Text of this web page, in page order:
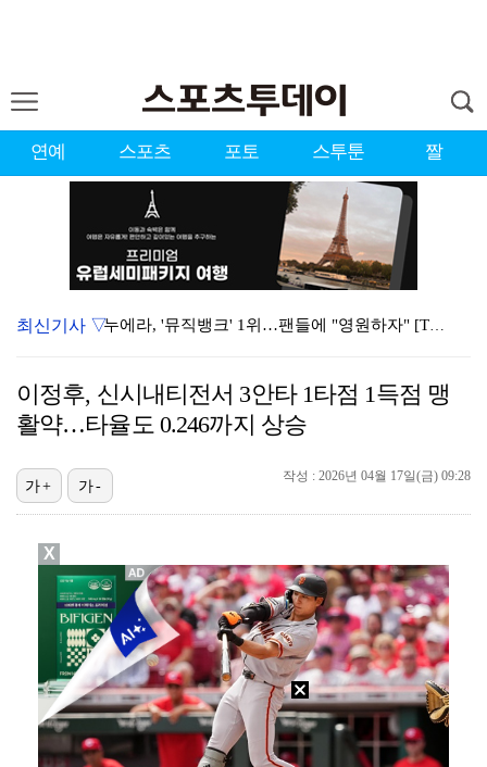
연예 스포츠 포토 스투툰 짤
누에라, '뮤직뱅크' 1위…팬들에 "영원하자" [TV캡…
서장훈 감독 "내 능력 부족" 자책하게 만든 펜타곤과의…
진세연, 전속계약 종료…FA 시장 나왔다 [공식]
폭발물 지킨 안보현, '악마 교관' 정은채와 재회(재벌…
'1라운드 115위' 김민별, 2라운드 7타 줄이며 7…
폭발까지 5분…안보현·정은채, 목숨 건 사투 시작(재벌…
외신까지 퍼지고 있는 축구협회 성접대 논란…2002 한…
최신기사 ▽
이정후, 신시내티전서 3안타 1타점 1득점 맹
활약…타율도 0.246까지 상승
작성 : 2026년 04월 17일(금) 09:28
가+ 가-
X